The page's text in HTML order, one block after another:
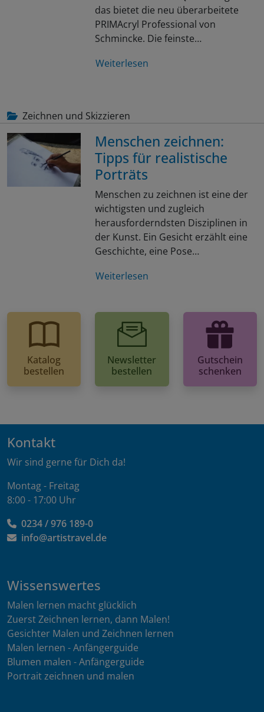
das bietet die neu überarbeitete
PRIMAcryl Professional von
Schmincke. Die feinste…
Weiterlesen
Zeichnen und Skizzieren
Menschen zeichnen:
Tipps für realistische
Porträts
Menschen zu zeichnen ist eine der
wichtigsten und zugleich
herausforderndsten Disziplinen in
der Kunst. Ein Gesicht erzählt eine
Geschichte, eine Pose…
Weiterlesen
Katalog
bestellen
Newsletter
bestellen
Gutschein
schenken
Kontakt
Wir sind gerne für Dich da!
Montag - Freitag
8:00 - 17:00 Uhr
0234 / 976 189-0
info@artistravel.de
Wissenswertes
Malen lernen macht glücklich
Zuerst Zeichnen lernen, dann Malen!
Gesichter Malen und Zeichnen lernen
Malen lernen - Anfängerguide
Blumen malen - Anfängerguide
Portrait zeichnen und malen